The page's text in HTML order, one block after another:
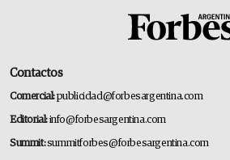
Contactos
Comercial:publicidad@forbesargentina.com
Editorial:info@forbesargentina.com
Summit:summitforbes@forbesargentina.com